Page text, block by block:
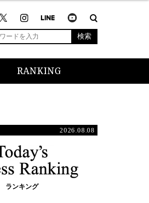
検索
RANKING
2026.08.08
ランキング